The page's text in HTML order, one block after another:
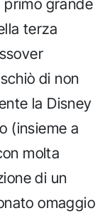
grande
terza
di non
la Disney
(insieme a
molta
di un
omaggio